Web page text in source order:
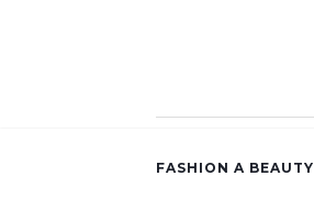
FASHION A BEAUTY